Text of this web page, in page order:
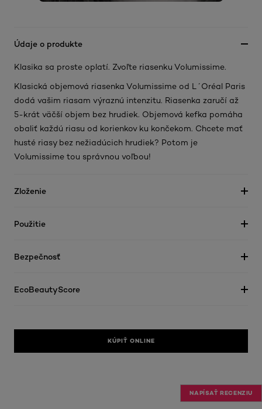
Údaje o produkte
Klasika sa proste oplatí. Zvoľte riasenku Volumissime.
Klasická objemová riasenka Volumissime od L´Oréal Paris
dodá vašim riasam výraznú intenzitu. Riasenka zaručí až
5-krát väčší objem bez hrudiek. Objemová kefka pomáha
obaliť každú riasu od korienkov ku končekom. Chcete mať
husté riasy bez nežiadúcich hrudiek? Potom je
Volumissime tou správnou voľbou!
Zloženie
Použitie
Bezpečnosť
EcoBeautyScore
KÚPIŤ ONLINE
NAPÍSAŤ RECENZIU